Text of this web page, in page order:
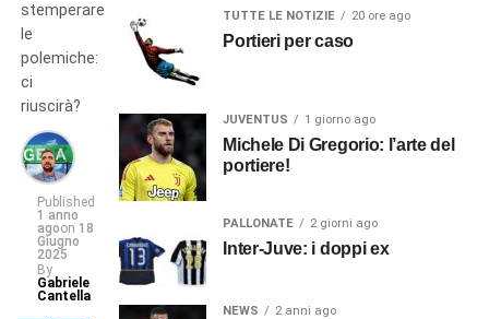
stemperare
le
polemiche:
ci
riuscirà?
Published
1 anno
agoon 18
Giugno
2025
By
Gabriele
Cantella
TUTTE LE NOTIZIE 20 ore ago
Portieri per caso
JUVENTUS 1 giorno ago
Michele Di Gregorio: l’arte del
portiere!
PALLONATE 2 giorni ago
Inter-Juve: i doppi ex
NEWS 2 anni ago